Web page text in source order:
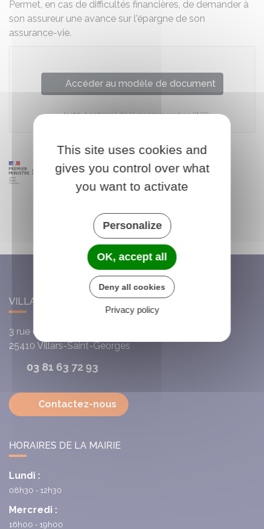
Permet, en cas de difficultés financières, de demander à
son assureur une avance sur l'épargne de son
assurance-vie.
Accéder au modèle de document
Institut national de la consommation (INC)
VILLARS-SAINT-GEORGES
3 rue de l'Église
25410 Villars-Saint-Georges
03 81 63 72 93
Contactez-nous
HORAIRES DE LA MAIRIE
Lundi :
08h30 - 12h30
Mercredi :
16h00 - 19h00
This site uses cookies and
gives you control over what
you want to activate
Personalize
OK, accept all
Deny all cookies
Privacy policy